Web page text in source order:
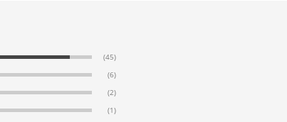
(45)
(6)
(2)
(1)